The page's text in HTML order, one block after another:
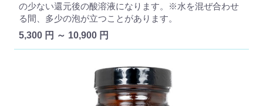
の少ない還元後の酸溶液になります。※水を混ぜ合わせ
る間、多少の泡が立つことがあります。
5,300 円 ～ 10,900 円